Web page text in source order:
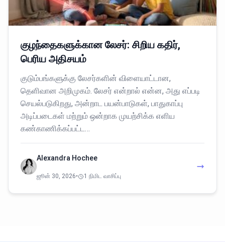
குழந்தைகளுக்கான லேசர்: சிறிய கதிர்,
பெரிய அதிசயம்
குடும்பங்களுக்கு லேசர்களின் விளையாட்டான,
தெளிவான அறிமுகம். லேசர் என்றால் என்ன, அது எப்படி
செயல்படுகிறது, அன்றாட பயன்பாடுகள், பாதுகாப்பு
அடிப்படைகள் மற்றும் ஒன்றாக முயற்சிக்க எளிய
கண்காணிக்கப்பட்ட…
Alexandra Hochee
ஜூன் 30, 2026• 1 நிமிட வாசிப்பு